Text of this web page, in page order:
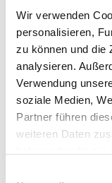
Wir verwenden
personalisieren,
zu können und die
analysieren.
Verwendung
soziale Medien,
Partner führen
weiteren Daten
Du bist ca. 12
mitzumachen –
Musik oder
Wir freuen uns auf
hörbar macht,
Fragen oder
Maria, E-Mail: